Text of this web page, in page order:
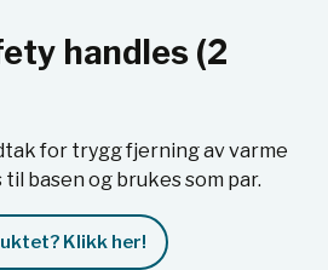
handles (2
for trygg fjerning av varme
basen og brukes som par.
Klikk her!